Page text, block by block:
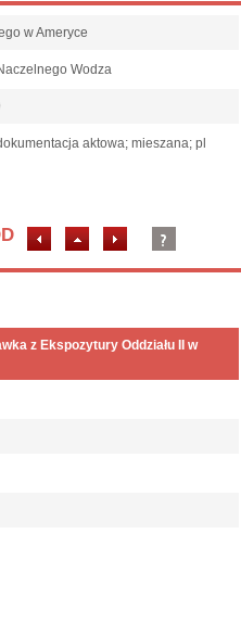
w Ameryce
Wodza
aktowa; mieszana; pl
z Ekspozytury Oddziału II w